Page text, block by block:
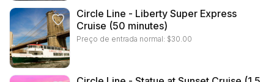
Circle Line - Liberty Super Express
Cruise (50 minutes)
Preço de entrada normal: $30.00